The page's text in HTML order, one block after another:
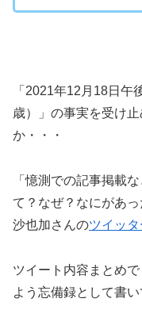
「2021年12月18日午
歳）」の事実を受け
か・・・
「憶測での記事掲載
て？なぜ？なにがあ
沙也加さんのツイッタ
ツイート内容まとめ
よう忘備録として書い